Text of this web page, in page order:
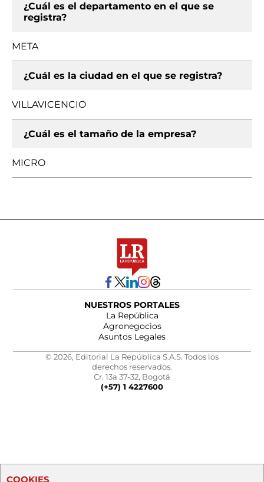
¿Cuál es el departamento en el que se
registra?
META
¿Cuál es la ciudad en el que se registra?
VILLAVICENCIO
¿Cuál es el tamaño de la empresa?
MICRO
NUESTROS PORTALES
La República
Agronegocios
Asuntos Legales
© 2026, Editorial La República S.A.S. Todos los
derechos reservados.
Cr. 13a 37-32, Bogotá
(+57) 1 4227600
COOKIES